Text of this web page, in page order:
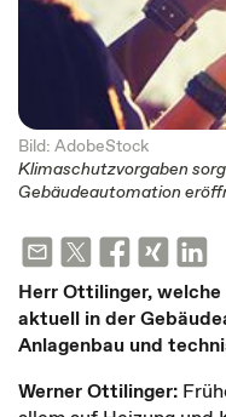
Bild: AdobeStock
Klimaschutzvorgaben
Gebäudeautomation
Herr Ottilinger,
aktuell in der
Anlagenbau und
Werner Ottilinger: